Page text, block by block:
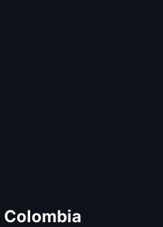
Colombia